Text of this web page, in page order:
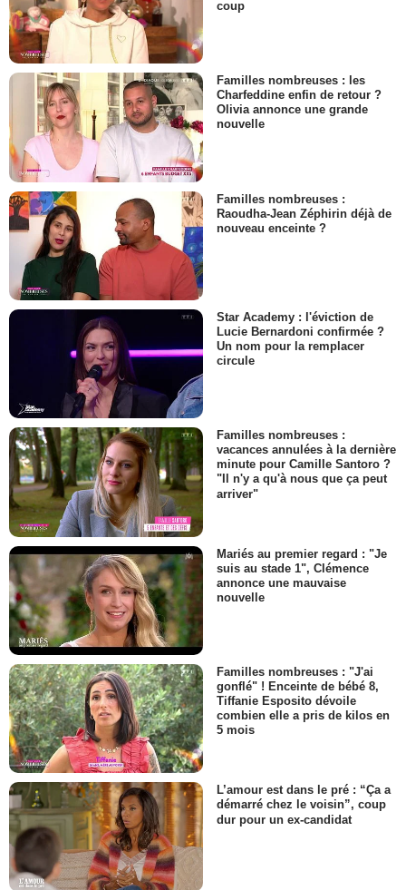
coup
Familles nombreuses : les
Charfeddine enfin de retour ?
Olivia annonce une grande
nouvelle
Familles nombreuses :
Raoudha-Jean Zéphirin déjà de
nouveau enceinte ?
Star Academy : l'éviction de
Lucie Bernardoni confirmée ?
Un nom pour la remplacer
circule
Familles nombreuses :
vacances annulées à la dernière
minute pour Camille Santoro ?
"Il n'y a qu'à nous que ça peut
arriver"
Mariés au premier regard : "Je
suis au stade 1", Clémence
annonce une mauvaise
nouvelle
Familles nombreuses : "J'ai
gonflé" ! Enceinte de bébé 8,
Tiffanie Esposito dévoile
combien elle a pris de kilos en
5 mois
L’amour est dans le pré : “Ça a
démarré chez le voisin”, coup
dur pour un ex-candidat